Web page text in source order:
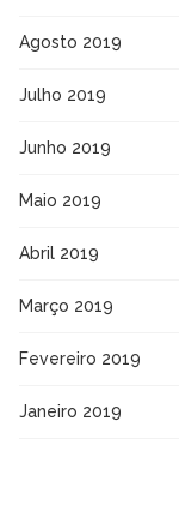
Agosto 2019
Julho 2019
Junho 2019
Maio 2019
Abril 2019
Março 2019
Fevereiro 2019
Janeiro 2019